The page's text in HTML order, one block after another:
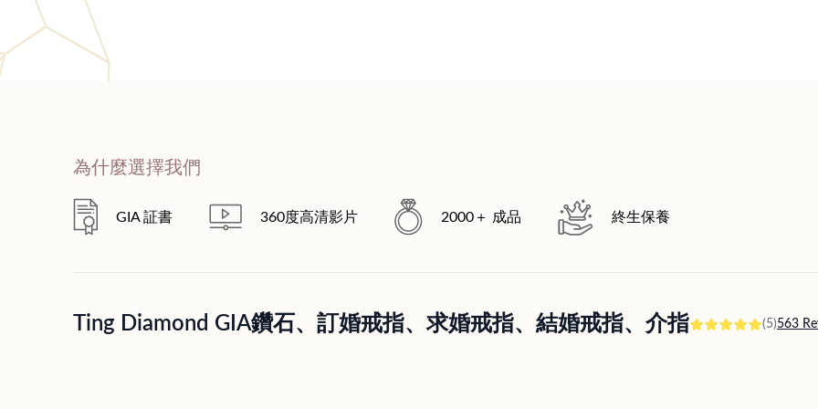
為什麼選擇我們
GIA 証書 360度高清影片 2000＋ 成品 終生保養
Ting Diamond GIA鑽石、訂婚戒指、求婚戒指、結婚戒指、介指 (5)563